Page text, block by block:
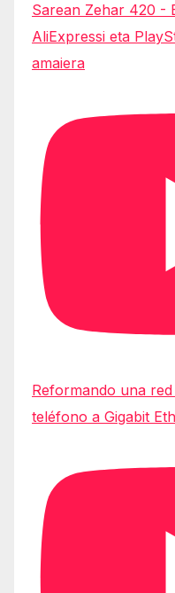
Sarean Zehar 420 -
AliExpressi eta
amaiera
Reformando una
teléfono a Gigabit